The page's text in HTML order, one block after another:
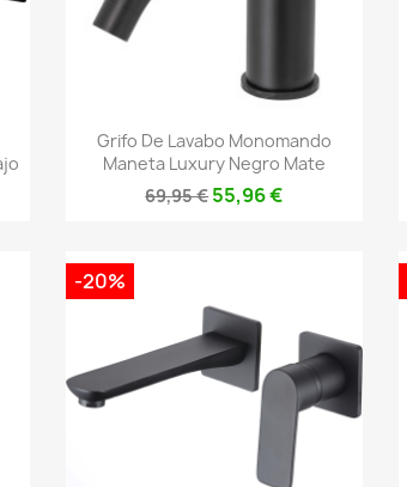
 Vista rápida
Grifo De Lavabo Monomando
Maneta Luxury Negro Mate
69,95 €55,96 €
-20%